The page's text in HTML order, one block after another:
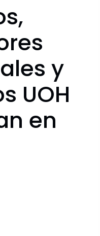
y
UOH
en